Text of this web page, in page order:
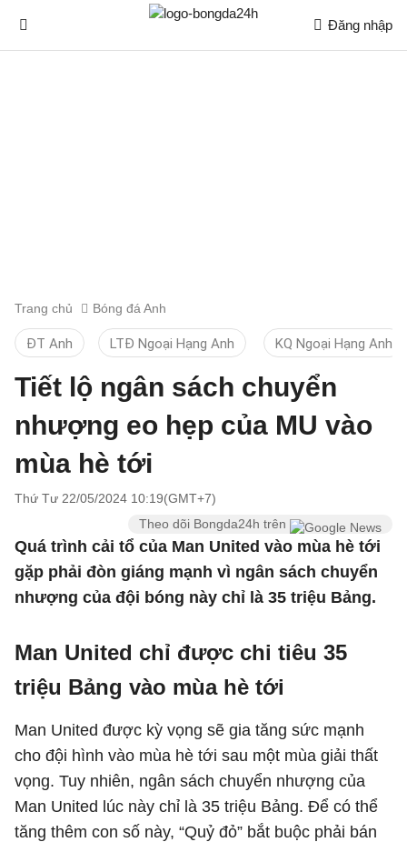
Đăng nhập
Trang chủ Bóng đá Anh
ĐT Anh LTĐ Ngoại Hạng Anh KQ Ngoại Hạng Anh
Tiết lộ ngân sách chuyển
nhượng eo hẹp của MU vào
mùa hè tới
Thứ Tư 22/05/2024 10:19(GMT+7)
Theo dõi Bongda24h trên
Quá trình cải tổ của Man United vào mùa hè tới
gặp phải đòn giáng mạnh vì ngân sách chuyển
nhượng của đội bóng này chỉ là 35 triệu Bảng.
Man United chỉ được chi tiêu 35
triệu Bảng vào mùa hè tới
Man United được kỳ vọng sẽ gia tăng sức mạnh
cho đội hình vào mùa hè tới sau một mùa giải thất
vọng. Tuy nhiên, ngân sách chuyển nhượng của
Man United lúc này chỉ là 35 triệu Bảng. Để có thể
tăng thêm con số này, “Quỷ đỏ” bắt buộc phải bán